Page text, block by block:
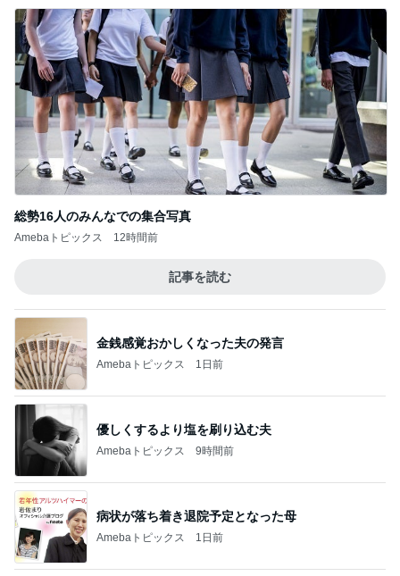
総勢16人のみんなでの集合写真
Amebaトピックス 12時間前
記事を読む
金銭感覚おかしくなった夫の発言
Amebaトピックス 1日前
優しくするより塩を刷り込む夫
Amebaトピックス 9時間前
病状が落ち着き退院予定となった母
Amebaトピックス 1日前